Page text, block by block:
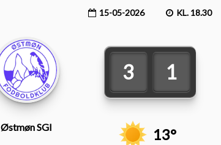
15-05-2026
KL. 18.30
Østmøn SGI
3 1
13°